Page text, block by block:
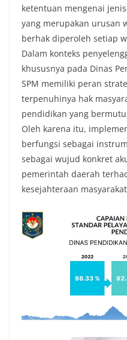
ketentuan mengenai
yang merupakan urusan
berhak diperoleh setiap
Dalam konteks
khususnya pada Dinas
SPM memiliki peran
terpenuhinya hak
pendidikan yang
Oleh karena itu,
berfungsi sebagai
sebagai wujud konkret
pemerintah daerah
kesejahteraan